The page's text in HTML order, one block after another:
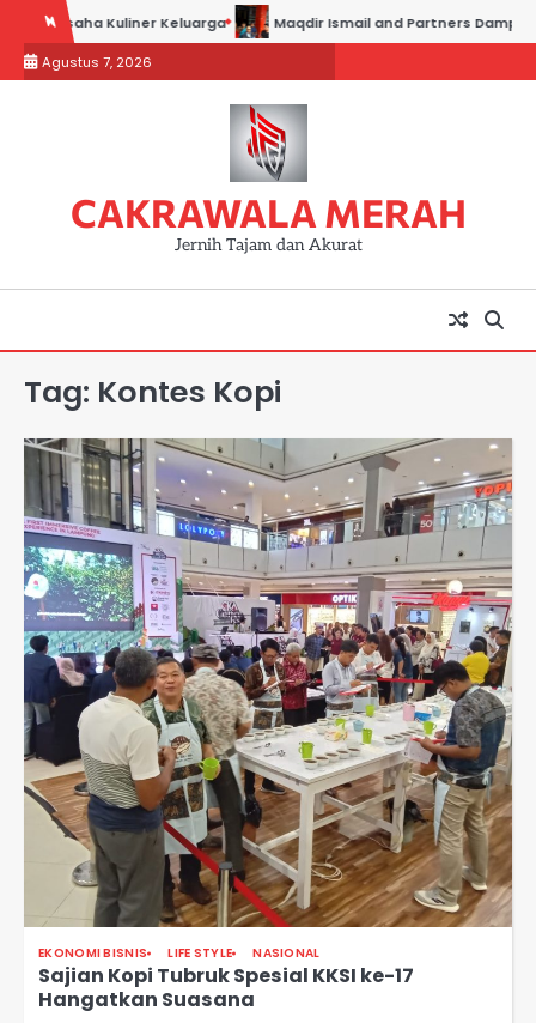
content
Usaha Kuliner Keluarga Maqdir Ismail and Partners Dampingi
Agustus 7, 2026
CAKRAWALA MERAH
Jernih Tajam dan Akurat
Tag: Kontes Kopi
EKONOMI BISNIS LIFE STYLE NASIONAL
Sajian Kopi Tubruk Spesial KKSI ke-17
Hangatkan Suasana